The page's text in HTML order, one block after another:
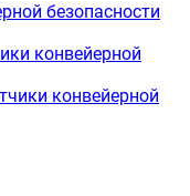
безопасности
конвейерной
конвейерной